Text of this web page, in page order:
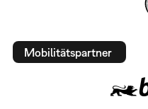
Mobilitätspartner